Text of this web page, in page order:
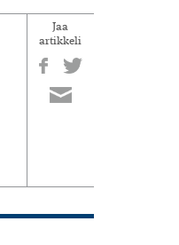
Jaa
artikkeli